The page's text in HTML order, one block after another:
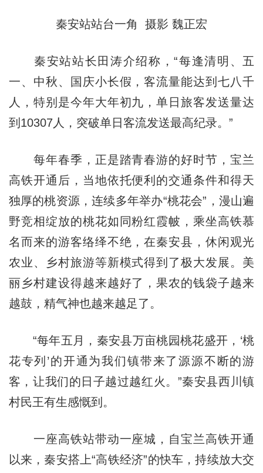
秦安站站台一角 摄影 魏正宏
秦安站站长田涛介绍称，“每逢清明、五
一、中秋、国庆小长假，客流量能达到七八千
人，特别是今年大年初九，单日旅客发送量达
到10307人，突破单日客流发送最高纪录。”
每年春季，正是踏青春游的好时节，宝兰
高铁开通后，当地依托便利的交通条件和得天
独厚的桃资源，连续多年举办“桃花会”，漫山遍
野竞相绽放的桃花如同粉红霞帔，乘坐高铁慕
名而来的游客络绎不绝，在秦安县，休闲观光
农业、乡村旅游等新模式得到了极大发展。美
丽乡村建设得越来越好了，果农的钱袋子越来
越鼓，精气神也越来越足了。
“每年五月，秦安县万亩桃园桃花盛开，‘桃
花专列’的开通为我们镇带来了源源不断的游
客，让我们的日子越过越红火。”秦安县西川镇
村民王有生感慨到。
一座高铁站带动一座城，自宝兰高铁开通
以来，秦安搭上“高铁经济”的快车，持续放大交